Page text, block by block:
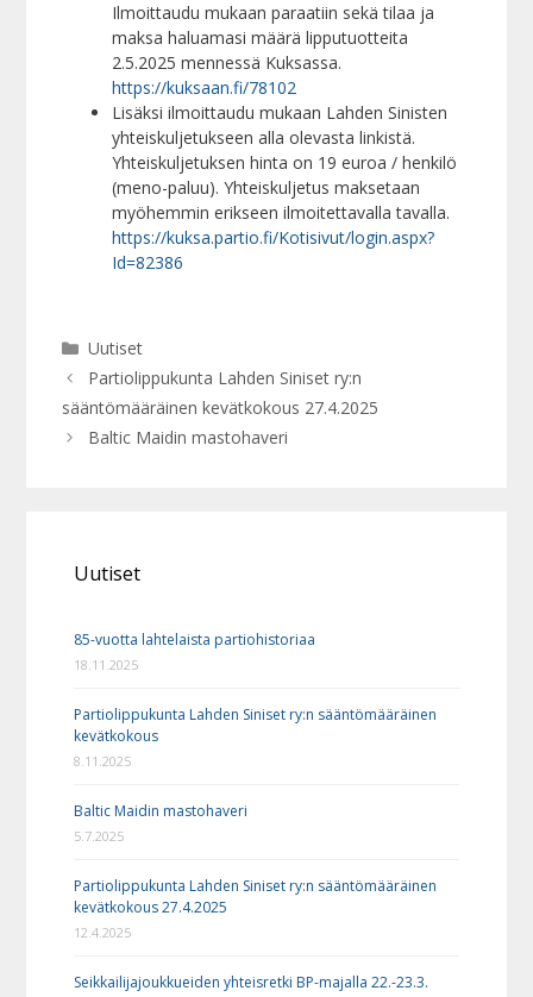
Ilmoittaudu mukaan paraatiin sekä tilaa ja
maksa haluamasi määrä lipputuotteita
2.5.2025 mennessä Kuksassa.
https://kuksaan.fi/78102
Lisäksi ilmoittaudu mukaan Lahden Sinisten
yhteiskuljetukseen alla olevasta linkistä.
Yhteiskuljetuksen hinta on 19 euroa / henkilö
(meno-paluu). Yhteiskuljetus maksetaan
myöhemmin erikseen ilmoitettavalla tavalla.
https://kuksa.partio.fi/Kotisivut/login.aspx?
Id=82386
Kategoriat
Uutiset
Partiolippukunta Lahden Siniset ry:n
sääntömääräinen kevätkokous 27.4.2025
Baltic Maidin mastohaveri
Uutiset
85-vuotta lahtelaista partiohistoriaa
18.11.2025
Partiolippukunta Lahden Siniset ry:n sääntömääräinen
kevätkokous
8.11.2025
Baltic Maidin mastohaveri
5.7.2025
Partiolippukunta Lahden Siniset ry:n sääntömääräinen
kevätkokous 27.4.2025
12.4.2025
Seikkailijajoukkueiden yhteisretki BP-majalla 22.-23.3.